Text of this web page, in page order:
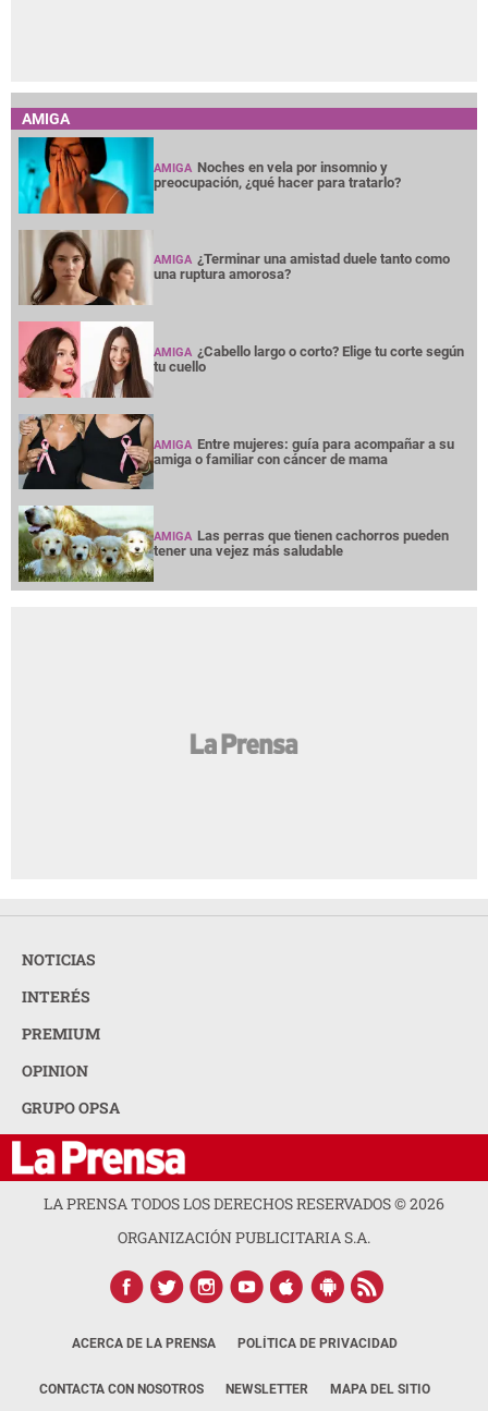
AMIGA
AMIGA Noches en vela por insomnio y
preocupación, ¿qué hacer para tratarlo?
AMIGA ¿Terminar una amistad duele tanto como
una ruptura amorosa?
AMIGA ¿Cabello largo o corto? Elige tu corte según
tu cuello
AMIGA Entre mujeres: guía para acompañar a su
amiga o familiar con cáncer de mama
AMIGA Las perras que tienen cachorros pueden
tener una vejez más saludable
NOTICIAS
INTERÉS
PREMIUM
OPINION
GRUPO OPSA
LA PRENSA TODOS LOS DERECHOS RESERVADOS ©2026
ORGANIZACIÓN PUBLICITARIA S.A.
ACERCA DE LA PRENSA POLÍTICA DE PRIVACIDAD
CONTACTA CON NOSOTROS NEWSLETTER MAPA DEL SITIO